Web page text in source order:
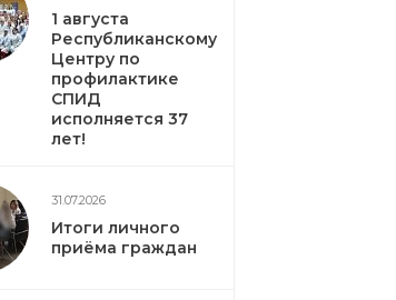
1 августа
Республиканскому
Центру по
профилактике
СПИД
исполняется 37
лет!
31.07.2026
Итоги личного
приёма граждан